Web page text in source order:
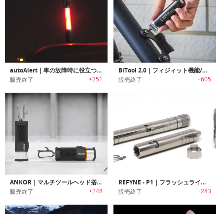
autoAlert｜車の故障時に役立つエマージェンシーライト搭載LEDフラッシュライト「オートアラート」
販売終了 +251
BiTool 2.0｜フィジィット機能/フラッシュライト付きキーホルダーサイズマルチツール「バイツール2.0」
販売終了 +605
ANKOR｜マルチツールヘッド搭載多機能フラッシュライト「アンカー」
販売終了 +248
REFYNE - P1｜フラッシュライト付きモジュール式チタンペン「リファインピーワン」
販売終了 +283